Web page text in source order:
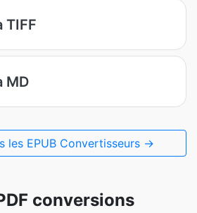
TIFF
MD
les EPUB Convertisseurs →
conversions